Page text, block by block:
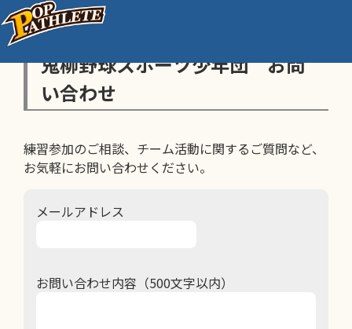
鬼柳野球スポーツ少年団 お問
い合わせ
練習参加のご相談、チーム活動に関するご質問など、
お気軽にお問い合わせください。
メールアドレス
お問い合わせ内容（500文字以内）